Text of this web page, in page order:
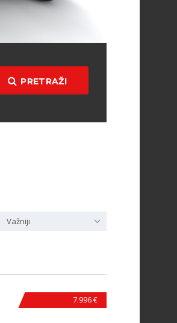
PRETRAŽI
Važniji
7.996 €